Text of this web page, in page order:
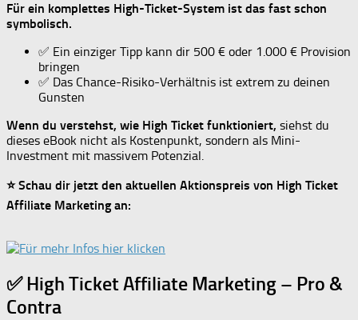
Für ein komplettes High-Ticket-System ist das fast schon
symbolisch.
✅ Ein einziger Tipp kann dir 500 € oder 1.000 € Provision
bringen
✅ Das Chance-Risiko-Verhältnis ist extrem zu deinen
Gunsten
Wenn du verstehst, wie High Ticket funktioniert, siehst du
dieses eBook nicht als Kostenpunkt, sondern als Mini-
Investment mit massivem Potenzial.
⭐ Schau dir jetzt den aktuellen Aktionspreis von High Ticket
Affiliate Marketing an:
✅ High Ticket Affiliate Marketing – Pro &
Contra